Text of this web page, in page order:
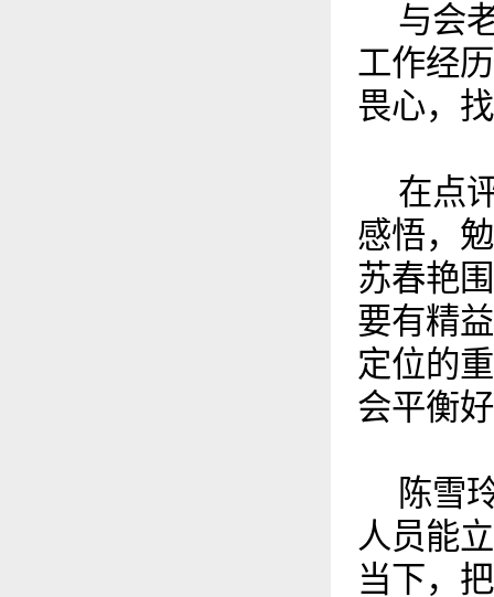
与会
工作经
畏心，
在点
感悟，
苏春艳
要有精
定位的
会平衡
陈雪
人员能
当下，